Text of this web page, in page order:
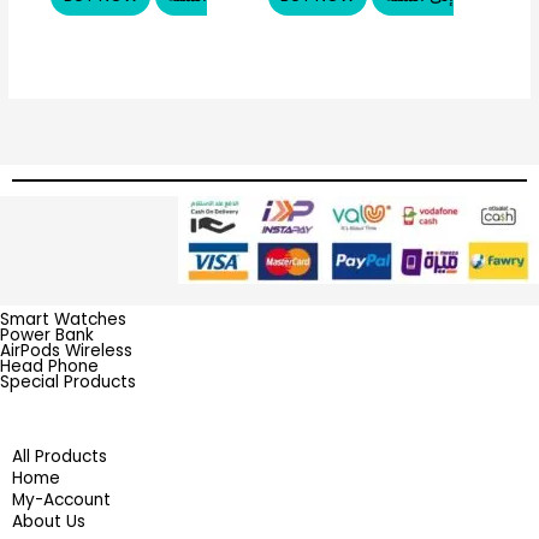
Smart Watches
Power Bank
AirPods Wireless
Head Phone
Special Products
All Products
Home
My-Account
About Us